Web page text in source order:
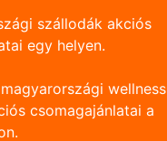
szállodák akciós
egy helyen.
wellness
csomagajánlatai a